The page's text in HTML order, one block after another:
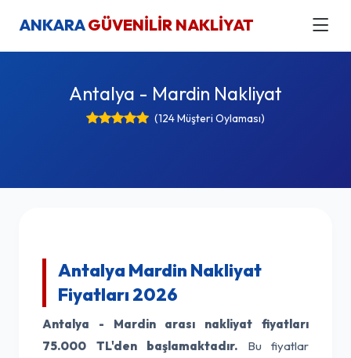
ANKARAGÜVENİLİR NAKLİYAT
Antalya - Mardin Nakliyat
(124 Müşteri Oylaması)
Antalya Mardin Nakliyat
Fiyatları 2026
Antalya - Mardin arası nakliyat fiyatları
75.000 TL'den başlamaktadır. Bu fiyatlar